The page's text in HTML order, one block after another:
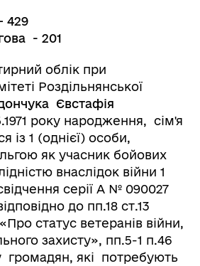
– 429
- 201
облік при
Роздільнянської
Євстафія
року народження, сім'я
із 1 (однієї) особи,
як учасник бойових
внаслідок війни 1
серії А № 090027
до пп.18 ст.13
статус ветеранів війни,
захисту», пп.5-1 п.46
громадян, які потребують